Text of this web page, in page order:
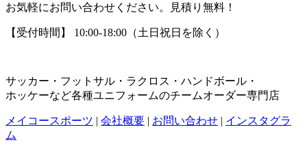
お気軽にお問い合わせください。見積り無料！
【受付時間】 10:00-18:00（土日祝日を除く）
サッカー・フットサル・ラクロス・ハンドボール・
ホッケーなど各種ユニフォームのチームオーダー専門店
メイコースポーツ | 会社概要 | お問い合わせ | インスタグラ
ム